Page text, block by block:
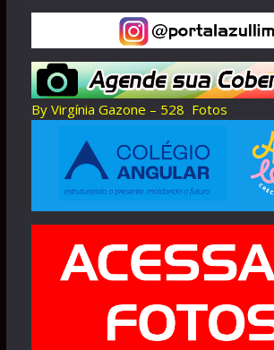
By Virgínia Gazone – 528 Fotos